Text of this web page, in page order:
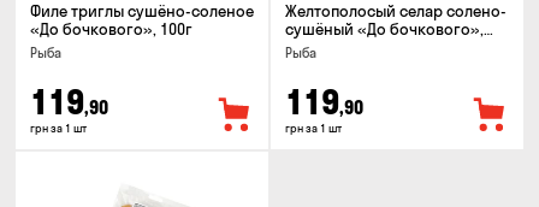
Филе триглы сушёно-соленое
«До бочкового», 100г
Рыба
119,90
грн за 1 шт
Желтополосый селар солено-
сушёный «До бочкового»,
100г
Рыба
119,90
грн за 1 шт